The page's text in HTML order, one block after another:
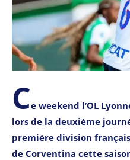
Ce weekend l’OL
lors de la deuxième
première division
de Corventina cette